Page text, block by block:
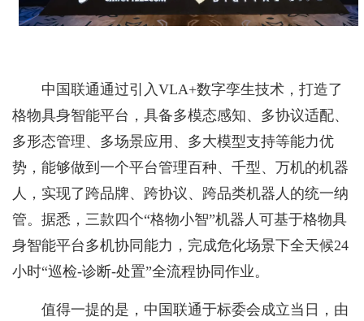
中国联通通过引入VLA+数字孪生技术，打造了
格物具身智能平台，具备多模态感知、多协议适配、
多形态管理、多场景应用、多大模型支持等能力优
势，能够做到一个平台管理百种、千型、万机的机器
人，实现了跨品牌、跨协议、跨品类机器人的统一纳
管。据悉，三款四个“格物小智”机器人可基于格物具
身智能平台多机协同能力，完成危化场景下全天候24
小时“巡检-诊断-处置”全流程协同作业。
值得一提的是，中国联通于标委会成立当日，由